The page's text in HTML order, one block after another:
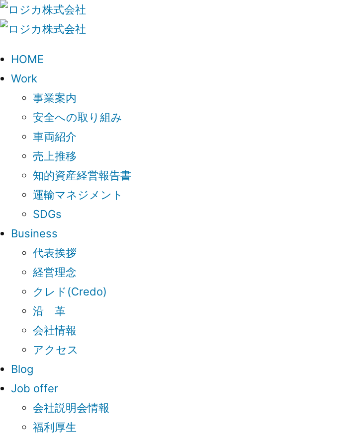
HOME
Work
事業案内
安全への取り組み
車両紹介
売上推移
知的資産経営報告書
運輸マネジメント
SDGs
Business
代表挨拶
経営理念
クレド(Credo)
沿 革
会社情報
アクセス
Blog
Job offer
会社説明会情報
福利厚生